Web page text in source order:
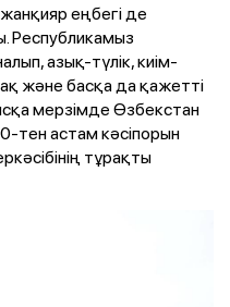
еңбегі де
Республикамыз
азық-түлік, киім-
және басқа да қажетті
мерзімде Өзбекстан
тен астам кәсіпорын
тұрақты